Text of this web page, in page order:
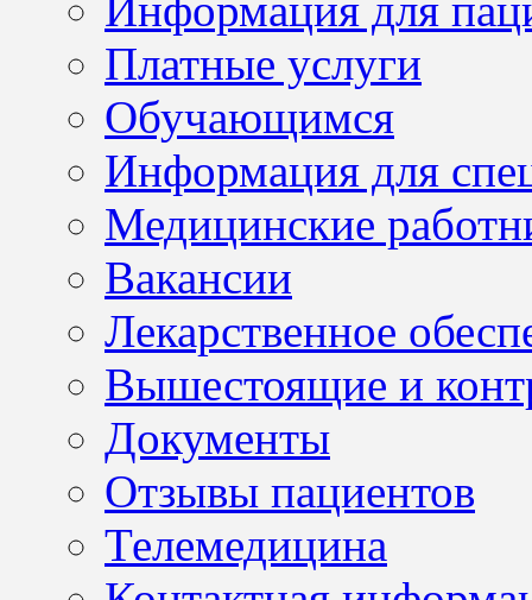
Информация для
Платные услуги
Обучающимся
Информация для
Медицинские
Вакансии
Лекарственное
Вышестоящие и
Документы
Отзывы пациентов
Телемедицина